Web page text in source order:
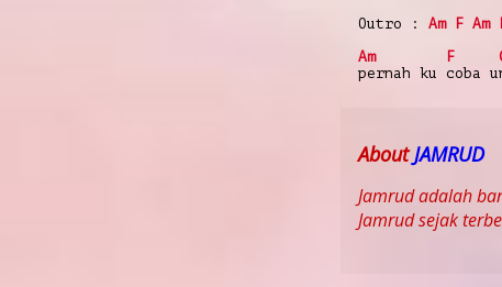
Outro : Am F Am
Am
F
pernah ku coba
AboutJAMRUD
Jamrud adalah
Jamrud sejak